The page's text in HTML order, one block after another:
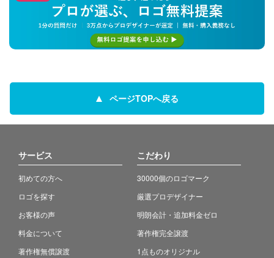
ページTOPへ戻る
サービス
初めての方へ
ロゴを探す
お客様の声
料金について
著作権無償譲渡
こだわり
30000個のロゴマーク
厳選プロデザイナー
明朗会計・追加料金ゼロ
著作権完全譲渡
1点ものオリジナル